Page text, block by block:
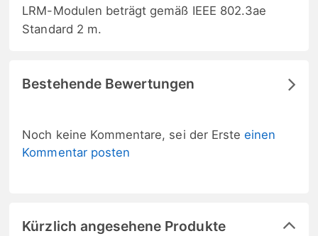
LRM-Modulen beträgt gemäß IEEE 802.3ae
Standard 2 m.
Bestehende Bewertungen
Noch keine Kommentare, sei der Ersteeinen
Kommentar posten
Kürzlich angesehene Produkte